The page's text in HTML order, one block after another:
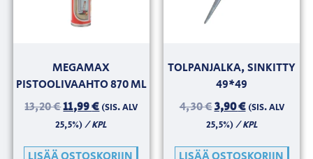
MEGAMAX
PISTOOLIVAAHTO 870 ML
13,20€11,99€ (SIS. ALV
25,5%)/ KPL
TOLPANJALKA, SINKITTY
49*49
4,30€3,90€ (SIS. ALV
25,5%)/ KPL